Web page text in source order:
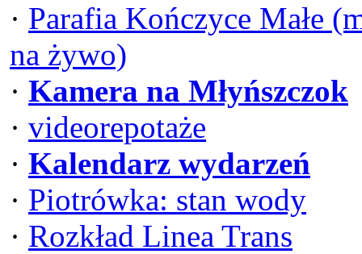
· Parafia Kończyce Małe
na żywo)
· Kamera na Młyńszczok
· videorepotaże
· Kalendarz wydarzeń
· Piotrówka: stan wody
· Rozkład Linea Trans